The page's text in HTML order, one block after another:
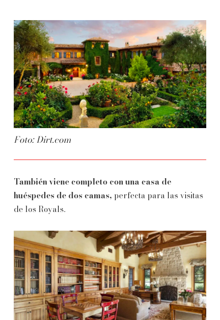
Foto: Dirt.com
También viene completo con una casa de
huéspedes de dos camas, perfecta para las visitas
de los Royals.